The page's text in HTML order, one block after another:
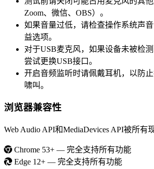
Zoom、微信、OBS）。
如果音量过低，请检查操作系统声
益选项。
对于USB麦克风，如果设备未被检
尝试更换USB接口。
开启音频监听时请佩戴耳机，以防
啸叫。
浏览器兼容性
Web Audio API和MediaDevices API被所有
Chrome 53+ — 完全支持所有功能
Edge 12+ — 完全支持所有功能